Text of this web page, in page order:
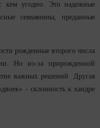
кем угодно. Это надежные
семьянины, преданные
рожденные второго числа
Но из-за прирожденной
важных решений. Другая
- склонность к хандре